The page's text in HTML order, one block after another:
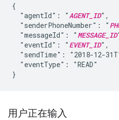
{
  "agentId": "
AGENT_ID",
  "senderPhoneNumber": "
  "messageId": "
MESSAGE_ID
  "eventId": "
EVENT_ID",
"sendTime": "2018-12-
  "eventType": "READ"
}
用户正在输入